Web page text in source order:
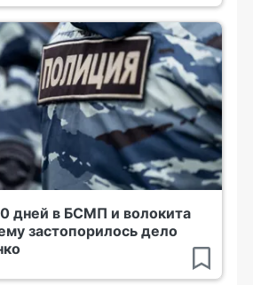
дней в БСМП и волокита
застопорилось дело